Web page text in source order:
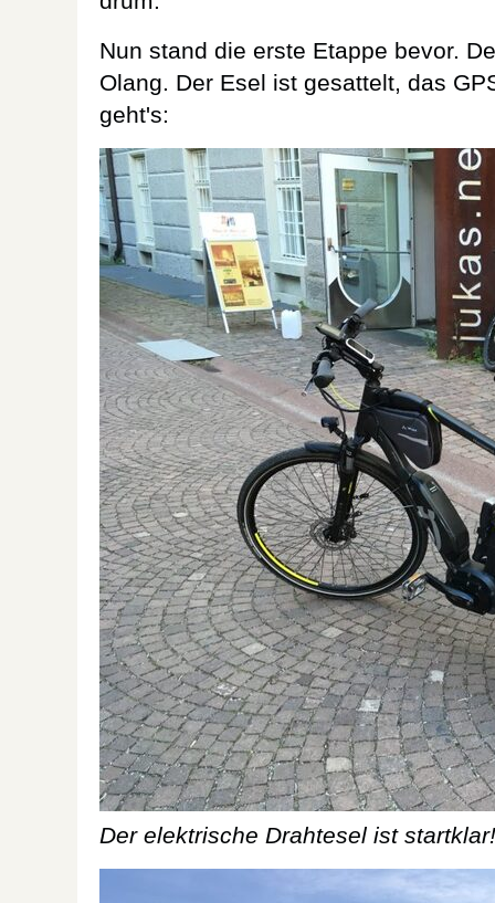
Nun stand die erste Etappe bevor.
Olang. Der Esel ist gesattelt, das
geht's:
Der elektrische Drahtesel ist startklar!